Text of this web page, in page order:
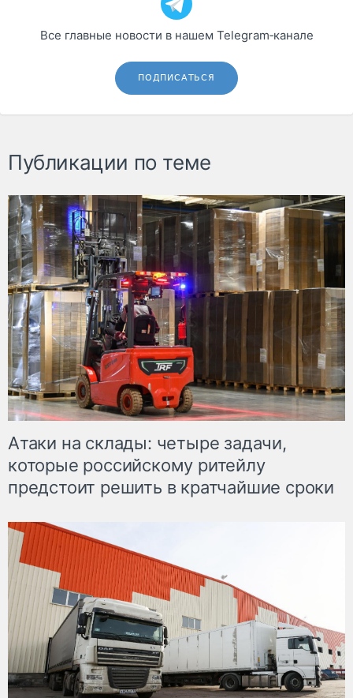
Все главные новости в нашем Telegram‑канале
ПОДПИСАТЬСЯ
Публикации по теме
Атаки на склады: четыре задачи,
которые российскому ритейлу
предстоит решить в кратчайшие сроки